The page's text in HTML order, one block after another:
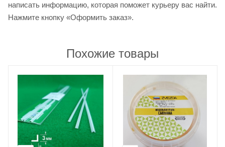
написать информацию, которая поможет курьеру вас найти.
Нажмите кнопку «Оформить заказ».
Похожие товары